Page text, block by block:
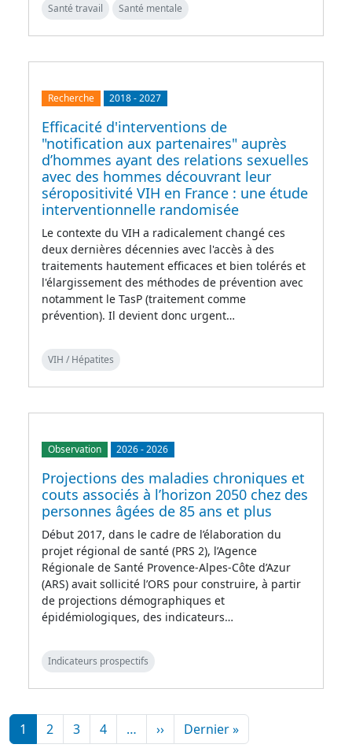
Santé travail Santé mentale
Recherche 2018-2027
Efficacité d'interventions de
"notification aux partenaires" auprès
d’hommes ayant des relations sexuelles
avec des hommes découvrant leur
séropositivité VIH en France : une étude
interventionnelle randomisée
Le contexte du VIH a radicalement changé ces
deux dernières décennies avec l'accès à des
traitements hautement efficaces et bien tolérés et
l'élargissement des méthodes de prévention avec
notamment le TasP (traitement comme
prévention). Il devient donc urgent…
VIH / Hépatites
Observation 2026-2026
Projections des maladies chroniques et
couts associés à l’horizon 2050 chez des
personnes âgées de 85 ans et plus
Début 2017, dans le cadre de l’élaboration du
projet régional de santé (PRS 2), l’Agence
Régionale de Santé Provence-Alpes-Côte d’Azur
(ARS) avait sollicité l’ORS pour construire, à partir
de projections démographiques et
épidémiologiques, des indicateurs…
Indicateurs prospectifs
Pagination
1 2 3 4 … ››Page suivante
Dernier »Dernière page